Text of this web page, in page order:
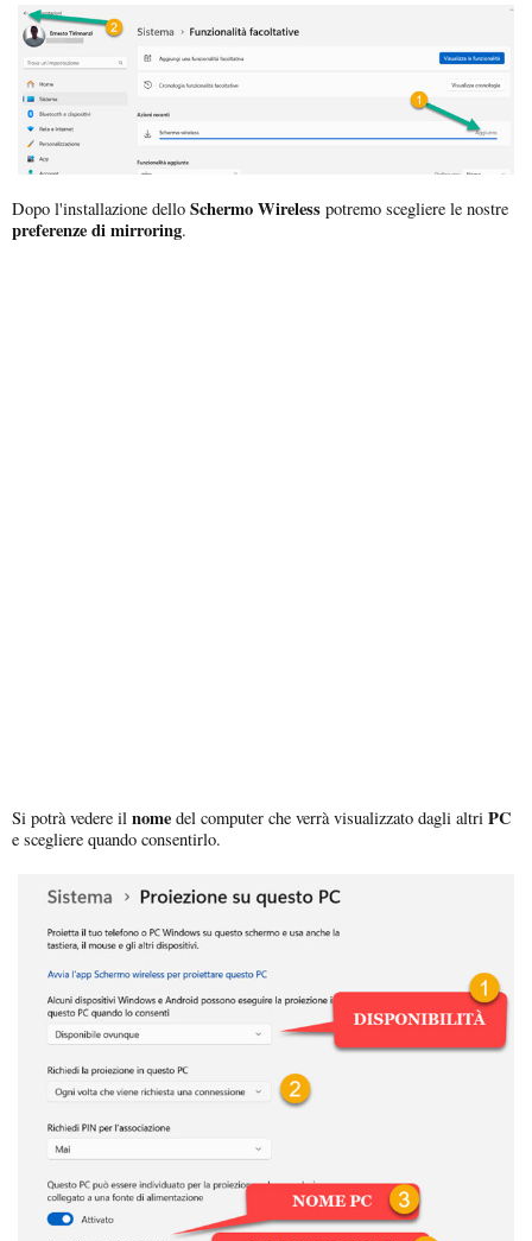
Dopo l'installazione dello Schermo Wireless potremo scegliere le nostre
preferenze di mirroring.
Si potrà vedere il nome del computer che verrà visualizzato dagli altri PC
e scegliere quando consentirlo.